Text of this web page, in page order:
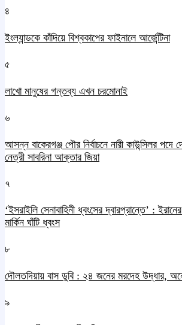
৪
ইংল্যান্ডকে কাঁদিয়ে বিশ্বকাপের ফাইনালে আর্জেন্টিনা
৫
লাখো মানুষের গন্তব্য এখন চরমোনাই
৬
আসন্ন বাকেরগঞ্জ পৌর নির্বাচনে নারী কাউন্সিলর
নেত্রী সাবরিনা আক্তার জিয়া
৭
‘ইসরাইলি সেনাবাহিনী ধ্বংসের দ্বারপ্রান্তে’ :
মার্কিন ঘাঁটি ধ্বংস
৮
দৌলতদিয়ায় বাস ডুবি : ২৪ জনের মরদেহ উদ্ধার,
৯